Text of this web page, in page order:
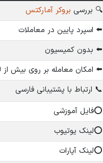
🔍 بررسی بروکر آمارکتس
⬅️ اسپرد پایین در معاملات
⬅️ بدون کمیسیون
⬅️ امکان معامله بر روی بیش از 400 نماد
📞 ارتباط با پشتیبانی فارسی
⭕️فایل آموزشی
⭕️لینک یوتیوب
⭕️لینک آپارات